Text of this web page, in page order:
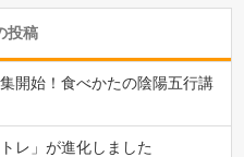
投稿
開始！食べかたの陰陽五行講
レ」が進化しました